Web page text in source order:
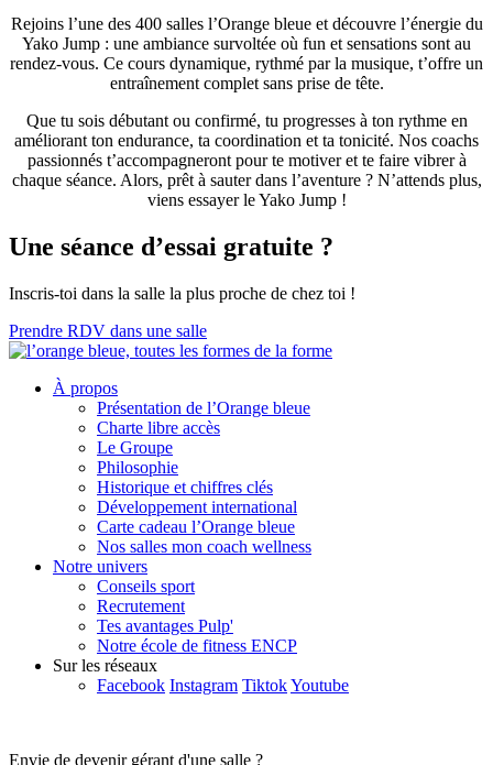
Rejoins l’une des 400 salles l’Orange bleue et découvre l’énergie du
Yako Jump : une ambiance survoltée où fun et sensations sont au
rendez-vous. Ce cours dynamique, rythmé par la musique, t’offre un
entraînement complet sans prise de tête.
Que tu sois débutant ou confirmé, tu progresses à ton rythme en
améliorant ton endurance, ta coordination et ta tonicité. Nos coachs
passionnés t’accompagneront pour te motiver et te faire vibrer à
chaque séance. Alors, prêt à sauter dans l’aventure ? N’attends plus,
viens essayer le Yako Jump !
Une séance d’essai gratuite ?
Inscris-toi dans la salle la plus proche de chez toi !
Prendre RDV dans une salle
À propos
Présentation de l’Orange bleue
Charte libre accès
Le Groupe
Philosophie
Historique et chiffres clés
Développement international
Carte cadeau l’Orange bleue
Nos salles mon coach wellness
Notre univers
Conseils sport
Recrutement
Tes avantages Pulp'
Notre école de fitness ENCP
Sur les réseaux
Facebook Instagram TiktokYoutube
Envie de devenir gérant d'une salle ?